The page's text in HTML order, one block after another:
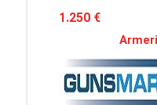
1.250 €